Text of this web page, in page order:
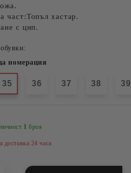
част:Топъл хастар.
с цип.
номерация
35 36 37 38 39
1 броя
доставка 24 часа